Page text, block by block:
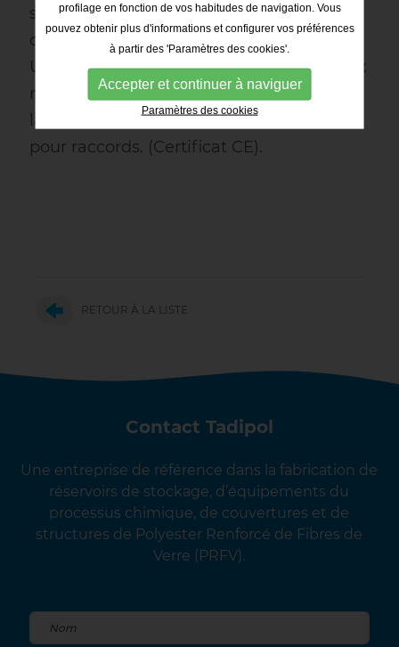
selon les spécifications concrètes de
chaque client, en atteignant la norme
UNE-EN ISO 14122 d’accès permanent aux
machines et installations industrielles et
la norme UNE-EN 14396 d’échelles fixes
pour raccords. (Certificat CE).
RETOUR À LA LISTE
Contact Tadipol
Une entreprise de référence dans la fabrication de
réservoirs de stockage, d’équipements du
processus chimique, de couvertures et de
structures de Polyester Renforcé de Fibres de
Verre (PRFV).
profilage en fonction de vos habitudes de navigation. Vous
pouvez obtenir plus d'informations et configurer vos préférences
à partir des 'Paramètres des cookies'.
Accepter et continuer à naviguer
Paramètres des cookies